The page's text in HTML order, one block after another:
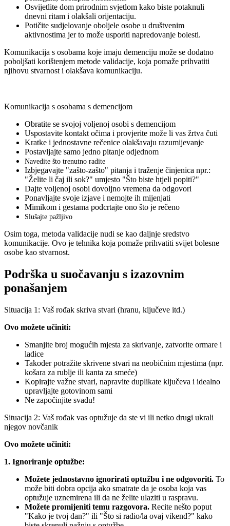
Osvijetlite dom prirodnim svjetlom kako biste potaknuli
dnevni ritam i olakšali orijentaciju.
Potičite sudjelovanje oboljele osobe u društvenim
aktivnostima jer to može usporiti napredovanje bolesti.
Komunikacija s osobama koje imaju demenciju može se dodatno
poboljšati korištenjem metode validacije, koja pomaže prihvatiti
njihovu stvarnost i olakšava komunikaciju.
Komunikacija s osobama s demencijom
Obratite se svojoj voljenoj osobi s demencijom
Uspostavite kontakt očima i provjerite može li vas žrtva čuti
Kratke i jednostavne rečenice olakšavaju razumijevanje
Postavljajte samo jedno pitanje odjednom
Navedite što trenutno radite
Izbjegavajte "zašto-zašto" pitanja i traženje činjenica npr.:
"Želite li čaj ili sok?" umjesto "Što biste htjeli popiti?"
Dajte voljenoj osobi dovoljno vremena da odgovori
Ponavljajte svoje izjave i nemojte ih mijenjati
Mimikom i gestama podcrtajte ono što je rečeno
Slušajte pažljivo
Osim toga, metoda validacije nudi se kao daljnje sredstvo
komunikacije. Ovo je tehnika koja pomaže prihvatiti svijet bolesne
osobe kao stvarnost.
Podrška u suočavanju s izazovnim
ponašanjem
Situacija 1: Vaš rođak skriva stvari (hranu, ključeve itd.)
Ovo možete učiniti:
Smanjite broj mogućih mjesta za skrivanje, zatvorite ormare i
ladice
Također potražite skrivene stvari na neobičnim mjestima (npr.
košara za rublje ili kanta za smeće)
Kopirajte važne stvari, napravite duplikate ključeva i idealno
upravljajte gotovinom sami
Ne započinjite svađu!
Situacija 2: Vaš rođak vas optužuje da ste vi ili netko drugi ukrali
njegov novčanik
Ovo možete učiniti:
1. Ignoriranje optužbe:
Možete jednostavno ignorirati optužbu i ne odgovoriti. To
može biti dobra opcija ako smatrate da je osoba koja vas
optužuje uznemirena ili da ne želite ulaziti u raspravu.
Možete promijeniti temu razgovora. Recite nešto poput
"Kako je tvoj dan?" ili "Što si radio/la ovaj vikend?" kako